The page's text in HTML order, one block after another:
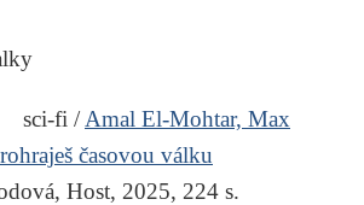
sci-fi /Amal El-Mohtar, Max
časovou válku
Host, 2025, 224 s.